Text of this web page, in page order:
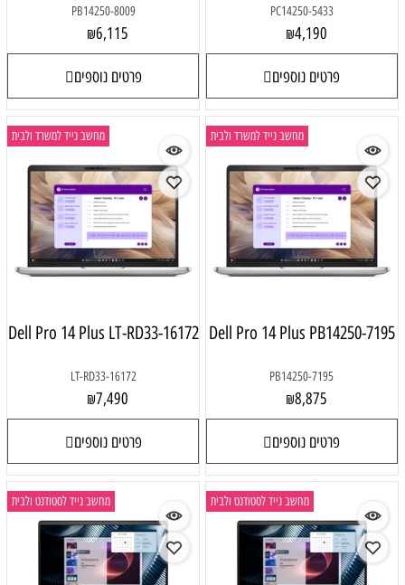
PC14250-5433
₪4,190
פרטים נוספים
PB14250-8009
₪6,115
פרטים נוספים
מחשב נייד למשרד ולבית
Dell Pro 14 Plus PB14250-7195
PB14250-7195
₪8,875
פרטים נוספים
מחשב נייד למשרד ולבית
Dell Pro 14 Plus LT-RD33-16172
LT-RD33-16172
₪7,490
פרטים נוספים
מחשב נייד לסטודנט ולבית מחשב נייד לסטודנט ולבית